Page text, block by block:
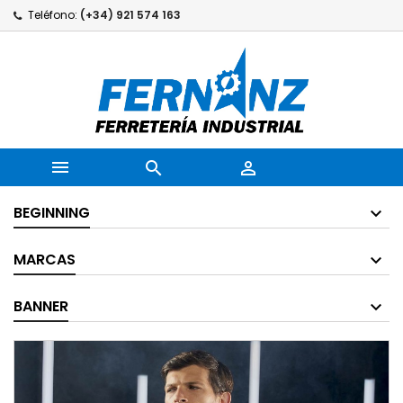
Teléfono: (+34) 921 574 163
  
BEGINNING
MARCAS
BANNER